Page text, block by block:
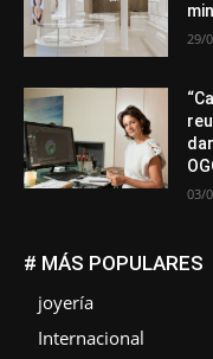
29/
03/
# MÁS POPULARES
joyería
Internacional